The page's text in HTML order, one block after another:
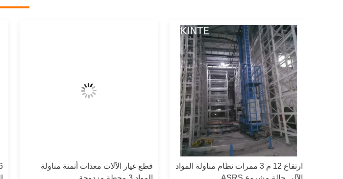
ارتفاع 12 م 3 ممرات نظام مناولة المواد
قطع غيار الآلات معدات أتمتة مناولة